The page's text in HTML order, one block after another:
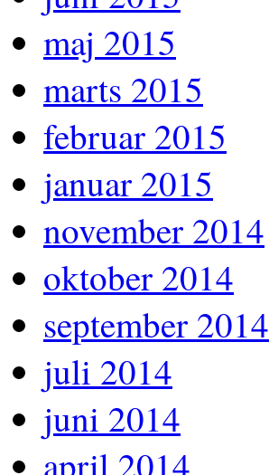
maj 2015
marts 2015
februar 2015
januar 2015
november 2014
oktober 2014
september 2014
juli 2014
juni 2014
april 2014